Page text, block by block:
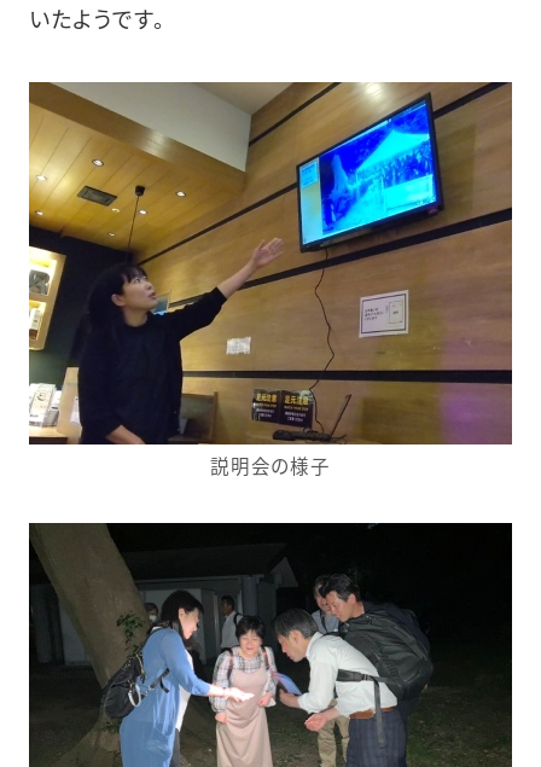
いたようです。
説明会の様子